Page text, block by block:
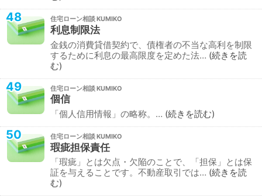
48 住宅ローン相談
利息制限法
金銭の消費貸借契約で、債権者の不当な高利を制限
するために利息の最高限度を定めた法… 続きを読
む
49 住宅ローン相談
個信
「個人信用情報」の略称。… 続きを読む
50 住宅ローン相談
瑕疵担保責任
「瑕疵」とは欠点・欠陥のことで、「担保」とは保
証を与えることです。不動産取引では… 続きを読
む